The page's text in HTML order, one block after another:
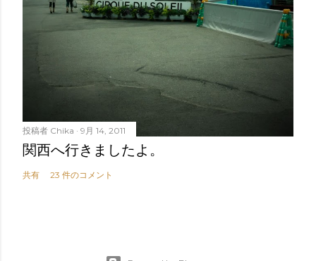
投稿者 Chika 9月 14, 2011
関西へ行きましたよ。
共有 23 件のコメント